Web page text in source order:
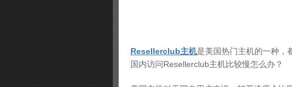
Resellerclub主机是美国热门主机的一种，
国内访问Resellerclub主机比较慢怎么办？